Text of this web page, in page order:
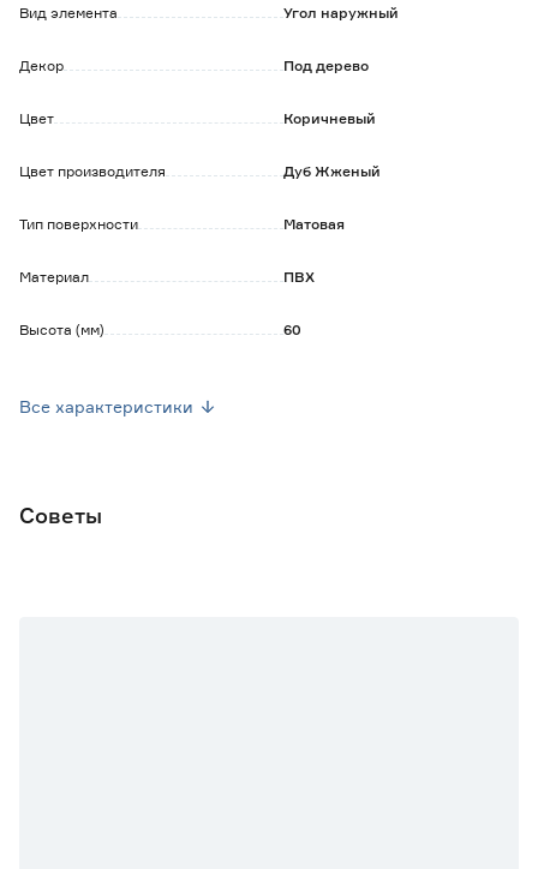
Вид элемента Угол наружный
Декор Под дерево
Цвет Коричневый
Цвет производителя Дуб Жженый
Тип поверхности Матовая
Материал ПВХ
Высота (мм) 60
Все характеристики
Советы